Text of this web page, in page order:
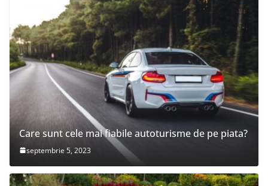
Care sunt cele mai fiabile autoturisme de pe piata?
septembrie 5, 2023